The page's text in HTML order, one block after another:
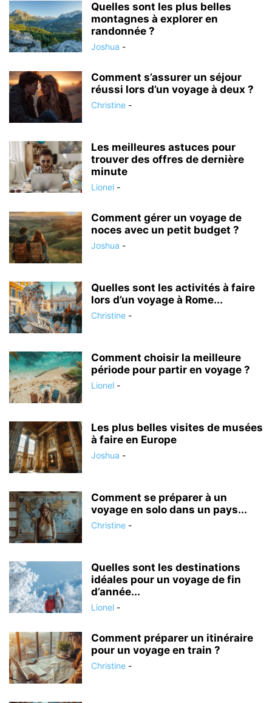
Quelles sont les plus belles
montagnes à explorer en
randonnée ?
Joshua -
Comment s’assurer un séjour
réussi lors d’un voyage à deux ?
Christine -
Les meilleures astuces pour
trouver des offres de dernière
minute
Lionel -
Comment gérer un voyage de
noces avec un petit budget ?
Joshua -
Quelles sont les activités à faire
lors d’un voyage à Rome...
Christine -
Comment choisir la meilleure
période pour partir en voyage ?
Lionel -
Les plus belles visites de musées
à faire en Europe
Joshua -
Comment se préparer à un
voyage en solo dans un pays...
Christine -
Quelles sont les destinations
idéales pour un voyage de fin
d’année...
Lionel -
Comment préparer un itinéraire
pour un voyage en train ?
Christine -